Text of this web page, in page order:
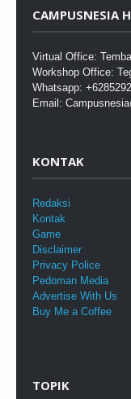
CAMPUSNESIA
Virtual Office:
Workshop Office:
Whatsapp:
Email:
KONTAK
Redaksi
Kontak
Game
Disclaimer
Privacy Police
Pedoman Media
Advertise With Us
Buy Me a Coffee
TOPIK